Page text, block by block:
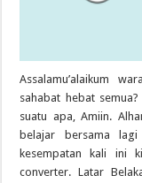
Assalamu’alaikum
sahabat hebat
suatu apa, Amiin.
belajar bersama
kesempatan kali ini
converter. Latar